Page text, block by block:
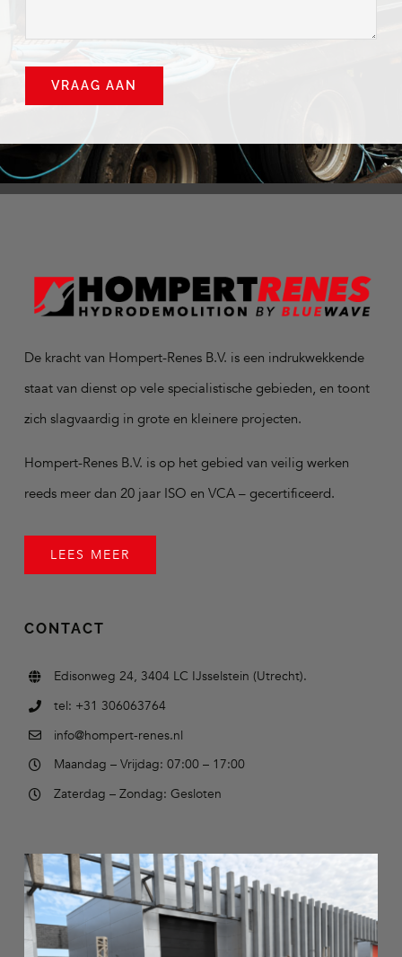
VRAAG AAN
De kracht van Hompert-Renes B.V. is een indrukwekkende
staat van dienst op vele specialistische gebieden, en toont
zich slagvaardig in grote en kleinere projecten.
Hompert-Renes B.V. is op het gebied van veilig werken
reeds meer dan 20 jaar ISO en VCA – gecertificeerd.
LEES MEER
CONTACT
Edisonweg 24, 3404 LC IJsselstein (Utrecht).
tel: +31 306063764
info@hompert-renes.nl
Maandag – Vrijdag: 07:00 – 17:00
Zaterdag – Zondag: Gesloten